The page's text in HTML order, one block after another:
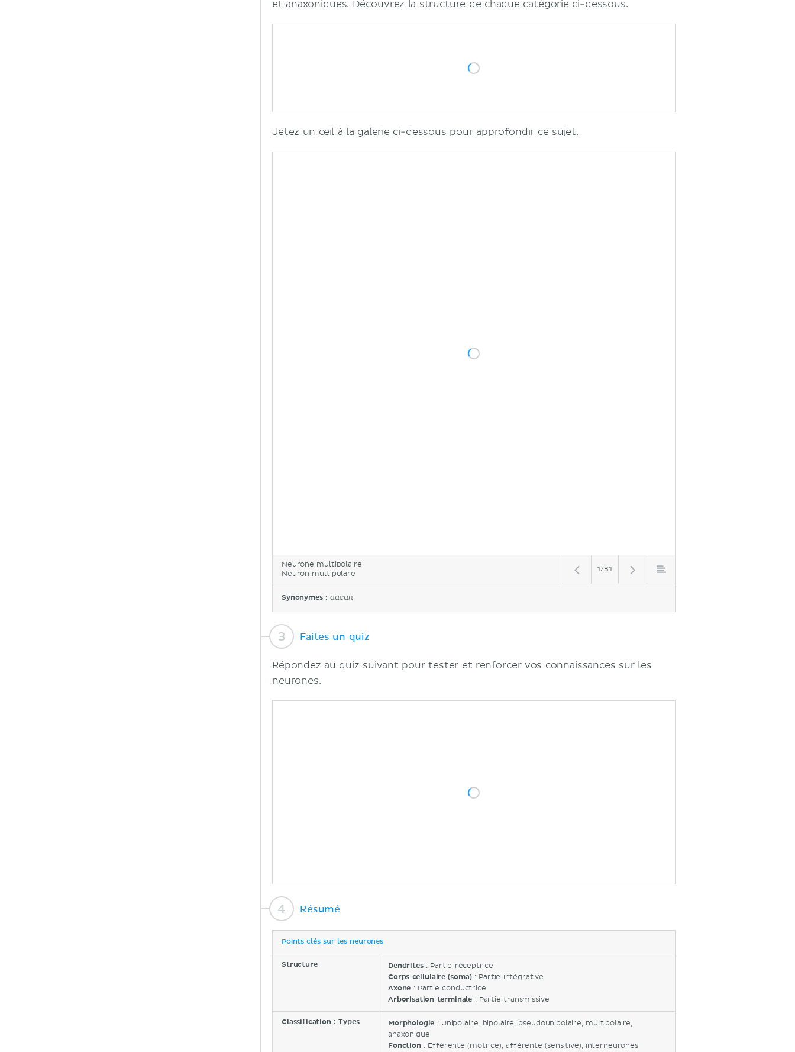
et anaxoniques. Découvrez la structure de chaque catégorie ci-dessous.
Jetez un œil à la galerie ci-dessous pour approfondir ce sujet.
Neurone multipolaire
Neuron multipolare
1/31
Synonymes :aucun
Faites un quiz
Répondez au quiz suivant pour tester et renforcer vos connaissances sur les
neurones.
Résumé
Points clés sur les neurones
Structure Dendrites: Partie réceptrice
Corps cellulaire (soma): Partie intégrative
Axone : Partie conductrice
Arborisation terminale : Partie transmissive
Classification : Types Morphologie : Unipolaire, bipolaire, pseudounipolaire, multipolaire,
anaxonique
Fonction: Efférente (motrice), afférente (sensitive), interneurones